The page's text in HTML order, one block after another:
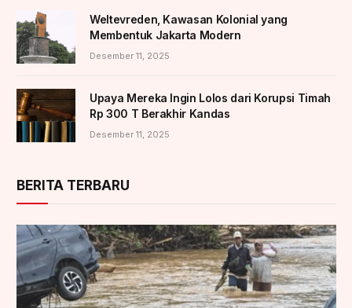
Weltevreden, Kawasan Kolonial yang
Membentuk Jakarta Modern
Desember 11, 2025
Upaya Mereka Ingin Lolos dari Korupsi Timah
Rp 300 T Berakhir Kandas
Desember 11, 2025
BERITA TERBARU